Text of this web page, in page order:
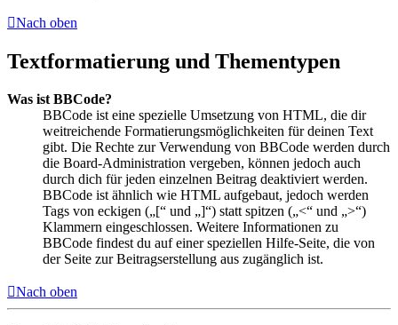
Nach oben
Textformatierung und Thementypen
Was ist BBCode?
BBCode ist eine spezielle Umsetzung von HTML, die dir
weitreichende Formatierungsmöglichkeiten für deinen Text
gibt. Die Rechte zur Verwendung von BBCode werden durch
die Board-Administration vergeben, können jedoch auch
durch dich für jeden einzelnen Beitrag deaktiviert werden.
BBCode ist ähnlich wie HTML aufgebaut, jedoch werden
Tags von eckigen („[“ und „]“) statt spitzen („<“ und „>“)
Klammern eingeschlossen. Weitere Informationen zu
BBCode findest du auf einer speziellen Hilfe-Seite, die von
der Seite zur Beitragserstellung aus zugänglich ist.
Nach oben